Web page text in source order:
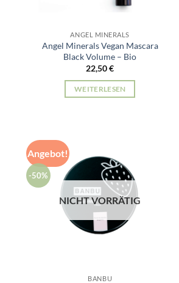
ANGEL MINERALS
Angel Minerals Vegan Mascara
Black Volume – Bio
22,50€
WEITERLESEN
Angebot!
-50%
NICHT VORRÄTIG
BANBU